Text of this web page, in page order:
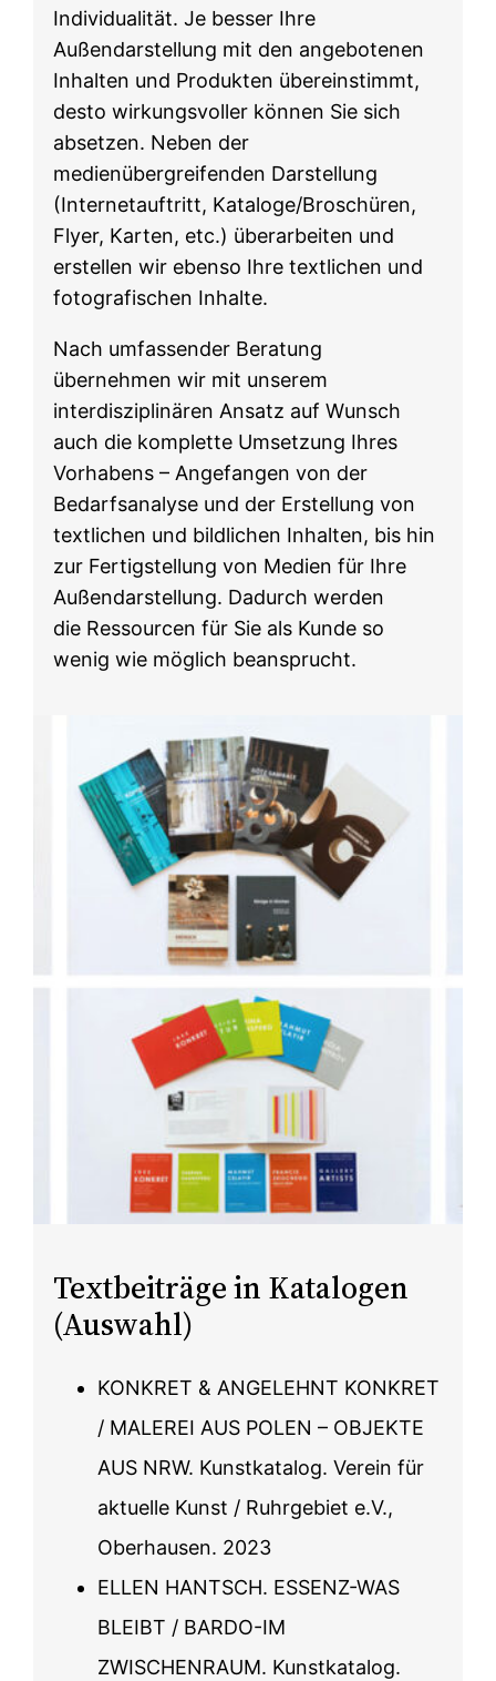
Individualität. Je besser Ihre
Außendarstellung mit den angebotenen
Inhalten und Produkten übereinstimmt,
desto wirkungsvoller können Sie sich
absetzen. Neben der
medienübergreifenden Darstellung
(Internetauftritt, Kataloge/Broschüren,
Flyer, Karten, etc.) überarbeiten und
erstellen wir ebenso Ihre textlichen und
fotografischen Inhalte.
Nach umfassender Beratung
übernehmen wir mit unserem
interdisziplinären Ansatz auf Wunsch
auch die komplette Umsetzung Ihres
Vorhabens – Angefangen von der
Bedarfsanalyse und der Erstellung von
textlichen und bildlichen Inhalten, bis hin
zur Fertigstellung von Medien für Ihre
Außendarstellung. Dadurch werden
die Ressourcen für Sie als Kunde so
wenig wie möglich beansprucht.
Textbeiträge in Katalogen
(Auswahl)
KONKRET & ANGELEHNT KONKRET
/ MALEREI AUS POLEN – OBJEKTE
AUS NRW. Kunstkatalog. Verein für
aktuelle Kunst / Ruhrgebiet e.V.,
Oberhausen. 2023
ELLEN HANTSCH. ESSENZ-WAS
BLEIBT / BARDO-IM
ZWISCHENRAUM. Kunstkatalog.